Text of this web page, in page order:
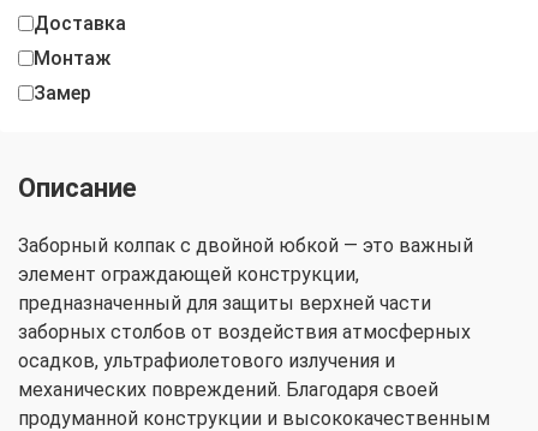
Доставка
Монтаж
Замер
Описание
Заборный колпак с двойной юбкой — это важный
элемент ограждающей конструкции,
предназначенный для защиты верхней части
заборных столбов от воздействия атмосферных
осадков, ультрафиолетового излучения и
механических повреждений. Благодаря своей
продуманной конструкции и высококачественным